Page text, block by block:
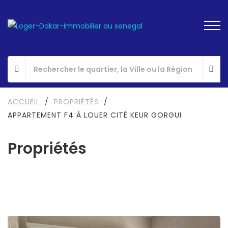
Propriétés
ACCUEIL / PROPRIÉTÉS
/
APPARTEMENT F4 À LOUER CITÉ KEUR GORGUI